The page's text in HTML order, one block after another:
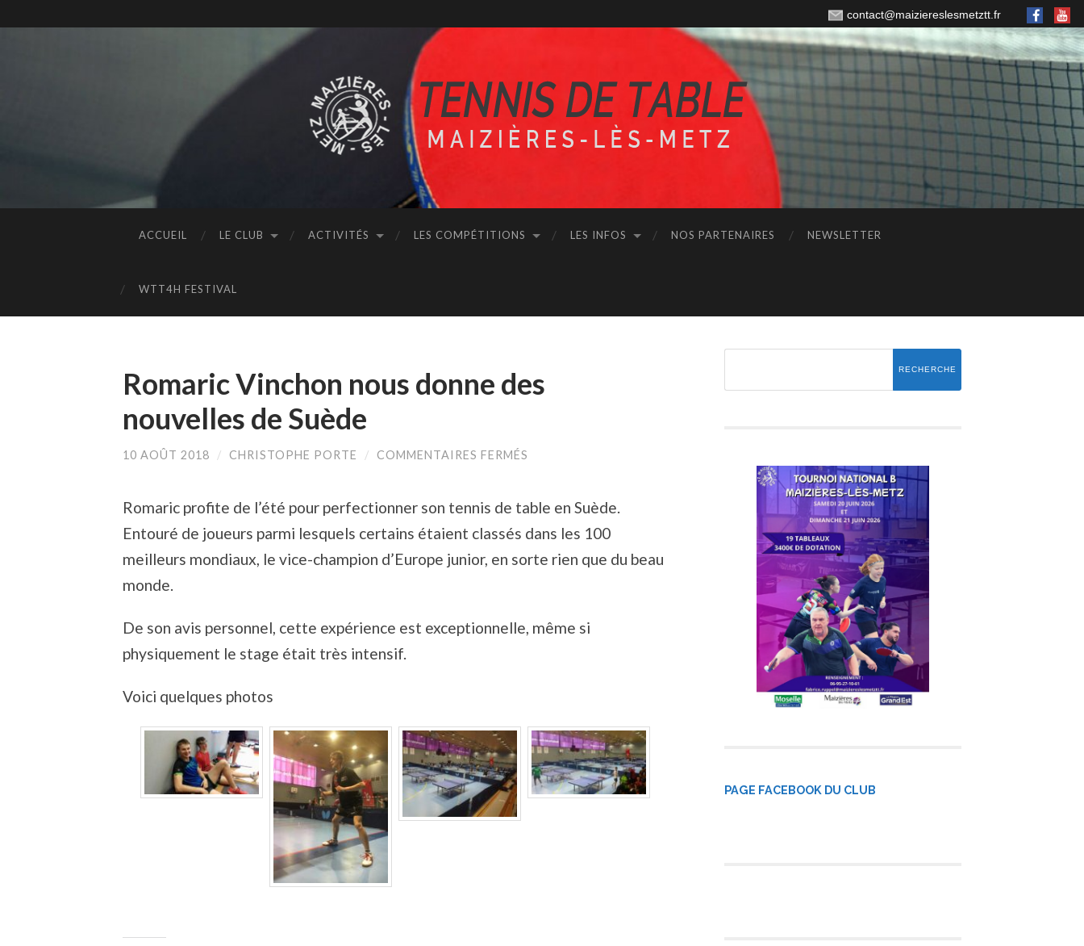
contact@maiziereslesmetztt.fr
ACCUEIL LE CLUB ACTIVITÉS LES COMPÉTITIONS LES INFOS NOS PARTENAIRES NEWSLETTER
WTT4H FESTIVAL
Romaric Vinchon nous donne des
nouvelles de Suède
10 AOÛT 2018 / CHRISTOPHE PORTE / COMMENTAIRES FERMÉS
DONNE
NOUVELLES
SUÈDE
Romaric profite de l’été pour perfectionner son tennis de table en Suède.
Entouré de joueurs parmi lesquels certains étaient classés dans les 100
meilleurs mondiaux, le vice-champion d’Europe junior, en sorte rien que du beau
monde.
De son avis personnel, cette expérience est exceptionnelle, même si
physiquement le stage était très intensif.
Voici quelques photos
PAGE FACEBOOK DU CLUB